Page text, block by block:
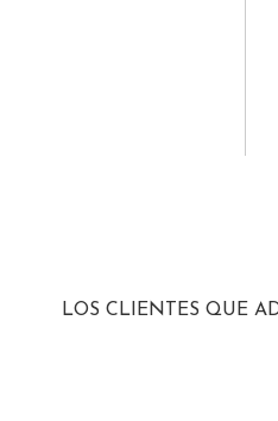
LOS CLIENTES QUE